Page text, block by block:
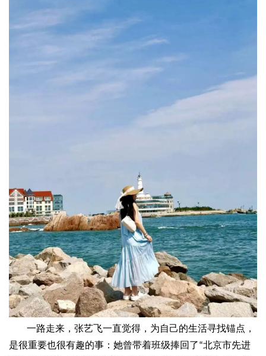
一路走来，张艺飞一直觉得，为自己的生活寻找锚点，
是很重要也很有趣的事：她曾带着班级捧回了“北京市先进